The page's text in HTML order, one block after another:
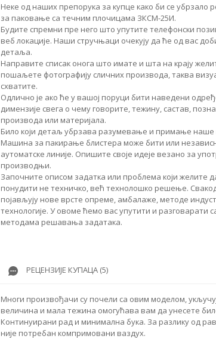
Неке од наших препорука за купце како би се
за паковање са течним плочицама ЗКСМ-25И.
Будите спремни пре него што упутите телефонски
веб локације. Наши стручњаци очекују да ће од вас
детаља.
Направите списак онога што имате и шта на крају
пошаљете фотографију сличних производа, таква
схватите.
Одлично је ако ће у вашој поруци бити наведени
димензије свега о чему говорите, тежину, састав,
производа или материјала.
Било који детаљ убрзава разумевање и примање наше
Машина за пакирање блистера може бити или
аутоматске линије. Опишите своје идеје везано за
производњи.
Започните описом задатка или проблема који желите
понудити не техничко, већ технолошко решење.
појављују нове врсте опреме, амбалаже, методе
технологије. У овоме ћемо вас упутити и разговарати
методама решавања задатака.
РЕЦЕНЗИЈЕ КУПАЦА (5)
Многи произвођачи су почели са овим моделом,
величина и мала тежина омогућава вам да унесете
Континуирани рад и минимална бука. За разлику од
није потребан компримовани ваздух.